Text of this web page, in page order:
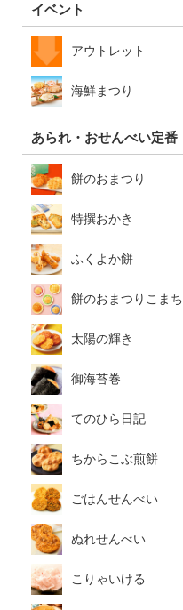
イベント
アウトレット
海鮮まつり
あられ・おせんべい定番
餅のおまつり
特撰おかき
ふくよか餅
餅のおまつりこまち
太陽の輝き
御海苔巻
てのひら日記
ちからこぶ煎餅
ごはんせんべい
ぬれせんべい
こりゃいける